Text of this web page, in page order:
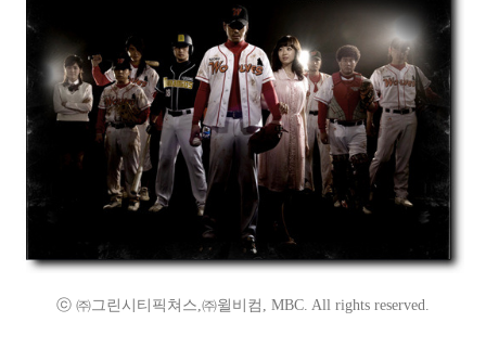
ⓒ ㈜그린시티픽쳐스,㈜윌비컴, MBC. All rights reserved.